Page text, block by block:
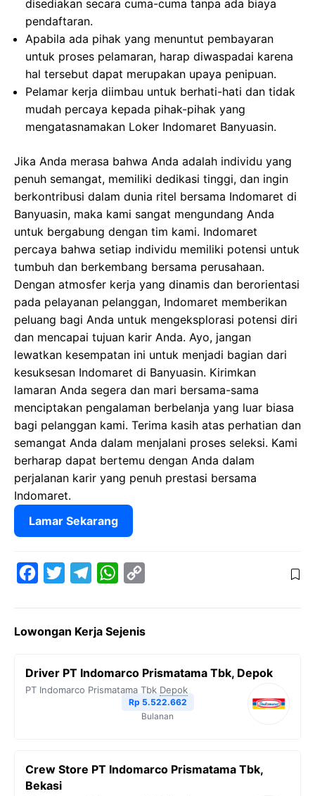
disediakan secara cuma-cuma tanpa ada biaya
pendaftaran.
Apabila ada pihak yang menuntut pembayaran
untuk proses pelamaran, harap diwaspadai karena
hal tersebut dapat merupakan upaya penipuan.
Pelamar kerja diimbau untuk berhati-hati dan tidak
mudah percaya kepada pihak-pihak yang
mengatasnamakan Loker Indomaret Banyuasin.
Jika Anda merasa bahwa Anda adalah individu yang
penuh semangat, memiliki dedikasi tinggi, dan ingin
berkontribusi dalam dunia ritel bersama Indomaret di
Banyuasin, maka kami sangat mengundang Anda
untuk bergabung dengan tim kami. Indomaret
percaya bahwa setiap individu memiliki potensi untuk
tumbuh dan berkembang bersama perusahaan.
Dengan atmosfer kerja yang dinamis dan berorientasi
pada pelayanan pelanggan, Indomaret memberikan
peluang bagi Anda untuk mengeksplorasi potensi diri
dan mencapai tujuan karir Anda. Ayo, jangan
lewatkan kesempatan ini untuk menjadi bagian dari
kesuksesan Indomaret di Banyuasin. Kirimkan
lamaran Anda segera dan mari bersama-sama
menciptakan pengalaman berbelanja yang luar biasa
bagi pelanggan kami. Terima kasih atas perhatian dan
semangat Anda dalam menjalani proses seleksi. Kami
berharap dapat bertemu dengan Anda dalam
perjalanan karir yang penuh prestasi bersama
Indomaret.
Lamar Sekarang
e
o
t
e
e
r
W
t
A
y
i
n
k
Lowongan Kerja Sejenis
Driver PT Indomarco Prismatama Tbk, Depok
PT Indomarco Prismatama Tbk Depok
Rp 5.522.662
Bulanan
Crew Store PT Indomarco Prismatama Tbk,
Bekasi